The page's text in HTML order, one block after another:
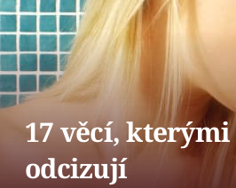
17 věcí, kterými
odcizují